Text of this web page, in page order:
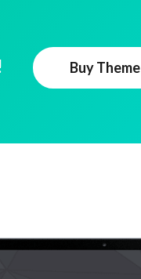
Buy Theme